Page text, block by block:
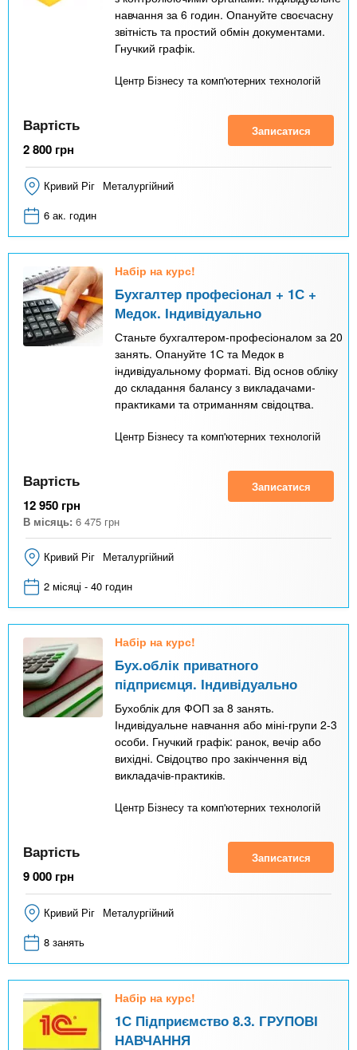
навчання за 6 годин. Опануйте своєчасну
звітність та простий обмін документами.
Гнучкий графік.
Центр Бізнесу та комп'ютерних технологій
Вартість
2 800 грн
Записатися
Кривий Ріг Металургійний
6 ак. годин
Набір на курс!
Бухгалтер професіонал + 1С +
Медок. Індивідуально
Станьте бухгалтером-професіоналом за 20
занять. Опануйте 1С та Медок в
індивідуальному форматі. Від основ обліку
до складання балансу з викладачами-
практиками та отриманням свідоцтва.
Центр Бізнесу та комп'ютерних технологій
Вартість
12 950 грн
В місяць: 6 475 грн
Записатися
Кривий Ріг Металургійний
2 місяці - 40 годин
Набір на курс!
Бух.облік приватного
підприємця. Індивідуально
Бухоблік для ФОП за 8 занять.
Індивідуальне навчання або міні-групи 2-3
особи. Гнучкий графік: ранок, вечір або
вихідні. Свідоцтво про закінчення від
викладачів-практиків.
Центр Бізнесу та комп'ютерних технологій
Вартість
9 000 грн
Записатися
Кривий Ріг Металургійний
8 занять
Набір на курс!
1С Підприємство 8.3. ГРУПОВІ
НАВЧАННЯ